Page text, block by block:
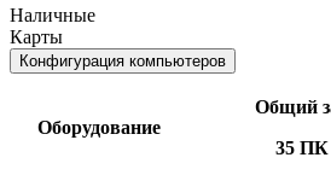
Наличные
Карты
Конфигурация компьютеров
Оборудование
Общий
35 ПК